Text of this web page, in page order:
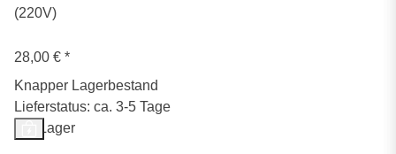
(220V)
28,00 € *
Knapper Lagerbestand
Lieferstatus: ca. 3-5 Tage
Auf Lager